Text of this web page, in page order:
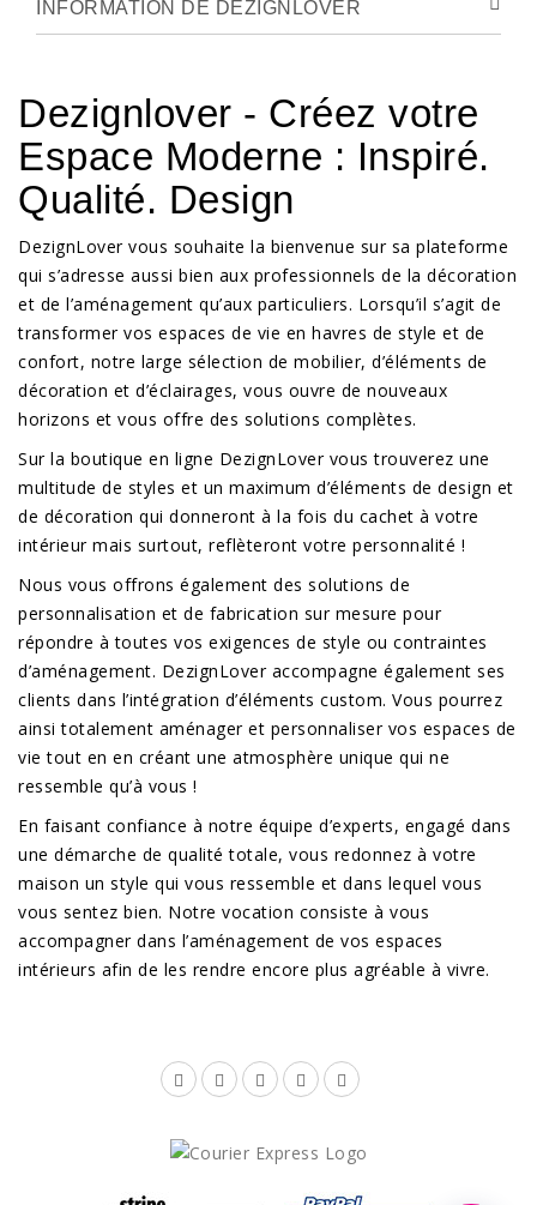
INFORMATION DE DEZIGNLOVER
Dezignlover - Créez votre
Espace Moderne : Inspiré.
Qualité. Design
DezignLover vous souhaite la bienvenue sur sa plateforme
qui s’adresse aussi bien aux professionnels de la décoration
et de l’aménagement qu’aux particuliers. Lorsqu’il s’agit de
transformer vos espaces de vie en havres de style et de
confort, notre large sélection de mobilier, d’éléments de
décoration et d’éclairages, vous ouvre de nouveaux
horizons et vous offre des solutions complètes.
Sur la boutique en ligne DezignLover vous trouverez une
multitude de styles et un maximum d’éléments de design et
de décoration qui donneront à la fois du cachet à votre
intérieur mais surtout, reflèteront votre personnalité !
Nous vous offrons également des solutions de
personnalisation et de fabrication sur mesure pour
répondre à toutes vos exigences de style ou contraintes
d’aménagement. DezignLover accompagne également ses
clients dans l’intégration d’éléments custom. Vous pourrez
ainsi totalement aménager et personnaliser vos espaces de
vie tout en en créant une atmosphère unique qui ne
ressemble qu’à vous !
En faisant confiance à notre équipe d’experts, engagé dans
une démarche de qualité totale, vous redonnez à votre
maison un style qui vous ressemble et dans lequel vous
vous sentez bien. Notre vocation consiste à vous
accompagner dans l’aménagement de vos espaces
intérieurs afin de les rendre encore plus agréable à vivre.